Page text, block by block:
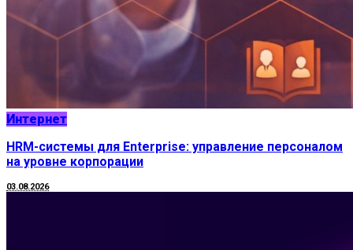
Интернет
HRM-системы для Enterprise: управление персоналом
на уровне корпорации
03.08.2026